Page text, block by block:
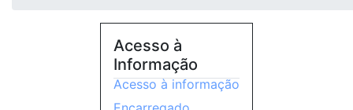
Acesso à
Informação
Acesso à informação